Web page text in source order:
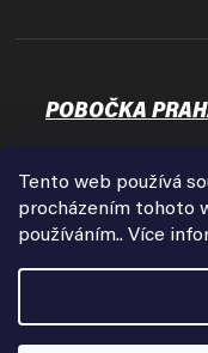
Tento web používá
procházením tohoto
používáním.. Více
POBOČKA
17000 Praha -
Zobrazit na mapě